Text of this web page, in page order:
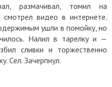
размачивал, томил на
видео в интернете.
ушли в помойку, но
Налил в тарелку и —
сливки и торжественно
Сел. Зачерпнул.